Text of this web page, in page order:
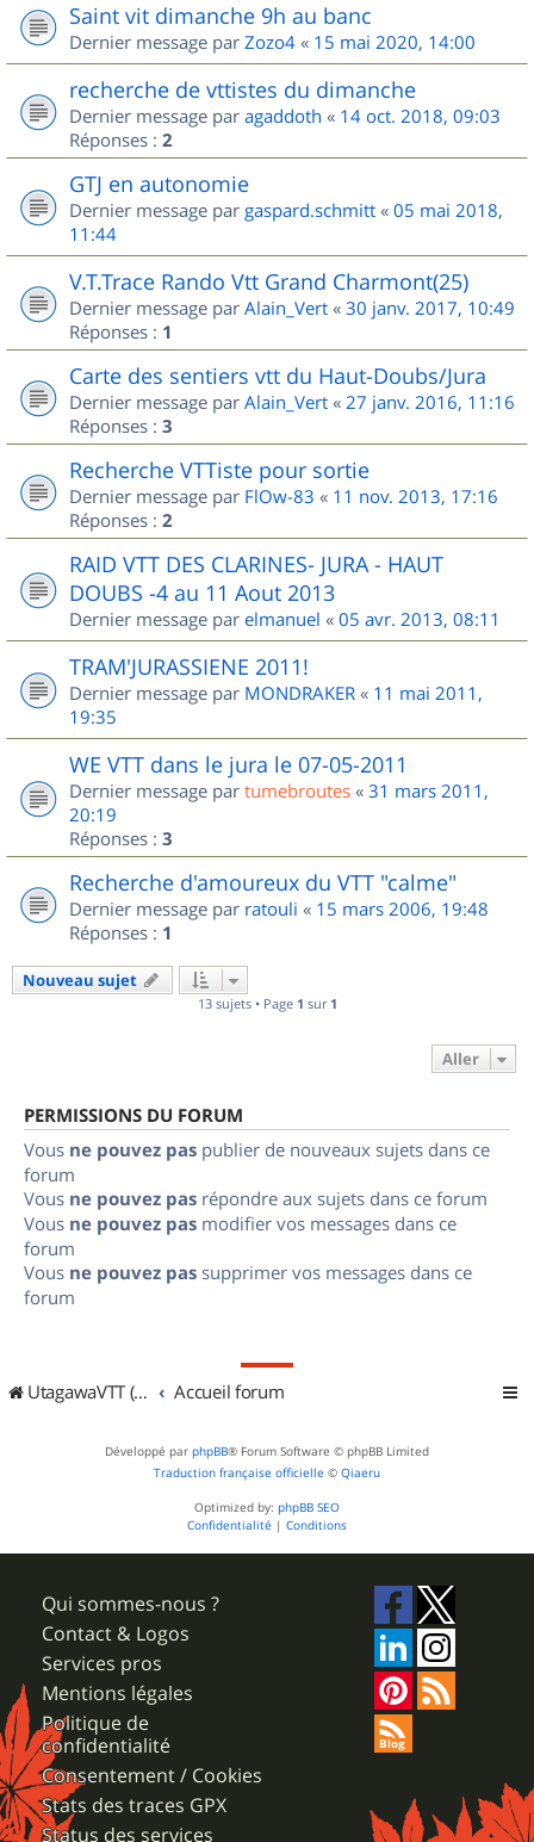
Saint vit dimanche 9h au banc
Dernier message par Zozo4 « 15 mai 2020, 14:00
recherche de vttistes du dimanche
Dernier message par agaddoth « 14 oct. 2018, 09:03
Réponses : 2
GTJ en autonomie
Dernier message par gaspard.schmitt « 05 mai 2018,
11:44
V.T.Trace Rando Vtt Grand Charmont(25)
Dernier message par Alain_Vert « 30 janv. 2017, 10:49
Réponses : 1
Carte des sentiers vtt du Haut-Doubs/Jura
Dernier message par Alain_Vert « 27 janv. 2016, 11:16
Réponses : 3
Recherche VTTiste pour sortie
Dernier message par FlOw-83 « 11 nov. 2013, 17:16
Réponses : 2
RAID VTT DES CLARINES- JURA - HAUT
DOUBS -4 au 11 Aout 2013
Dernier message par elmanuel « 05 avr. 2013, 08:11
TRAM'JURASSIENE 2011!
Dernier message par MONDRAKER « 11 mai 2011,
19:35
WE VTT dans le jura le 07-05-2011
Dernier message par tumebroutes « 31 mars 2011,
20:19
Réponses : 3
Recherche d'amoureux du VTT "calme"
Dernier message par ratouli « 15 mars 2006, 19:48
Réponses : 1
Nouveau sujet
13 sujets • Page 1 sur 1
Aller
PERMISSIONS DU FORUM
Vous ne pouvez pas publier de nouveaux sujets dans ce
forum
Vous ne pouvez pas répondre aux sujets dans ce forum
Vous ne pouvez pas modifier vos messages dans ce
forum
Vous ne pouvez pas supprimer vos messages dans ce
forum
UtagawaVTT (Randos VTT et VTTAE avec traces GPS) Accueil forum
Développé par phpBB® Forum Software © phpBB Limited
Traduction française officielle © Qiaeru
Optimized by: phpBB SEO
Confidentialité | Conditions
Qui sommes-nous ?
Contact & Logos
Services pros
Mentions légales
Politique de
confidentialité
Consentement / Cookies
Stats des traces GPX
Status des services